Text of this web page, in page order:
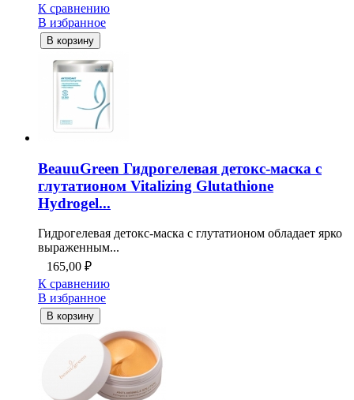
К сравнению
В избранное
В корзину
BeauuGreen Гидрогелевая детокс-маска с
глутатионом Vitalizing Glutathione
Hydrogel...
Гидрогелевая детокс-маска с глутатионом обладает ярко
выраженным...
165,00 ₽
К сравнению
В избранное
В корзину